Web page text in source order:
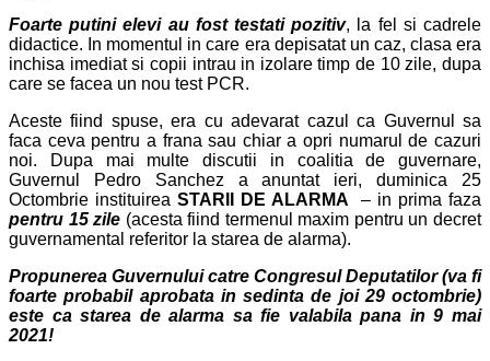
Foarte putini elevi au fost testati pozitiv, la fel si cadrele
didactice. In momentul in care era depisatat un caz, clasa era
inchisa imediat si copii intrau in izolare timp de 10 zile, dupa
care se facea un nou test PCR.
Aceste fiind spuse, era cu adevarat cazul ca Guvernul sa
faca ceva pentru a frana sau chiar a opri numarul de cazuri
noi. Dupa mai multe discutii in coalitia de guvernare,
Guvernul Pedro Sanchez a anuntat ieri, duminica 25
Octombrie instituirea STARII DE ALARMA – in prima faza
pentru 15 zile (acesta fiind termenul maxim pentru un decret
guvernamental referitor la starea de alarma).
Propunerea Guvernului catre Congresul Deputatilor (va fi
foarte probabil aprobata in sedinta de joi 29 octombrie)
este ca starea de alarma sa fie valabila pana in 9 mai
2021!